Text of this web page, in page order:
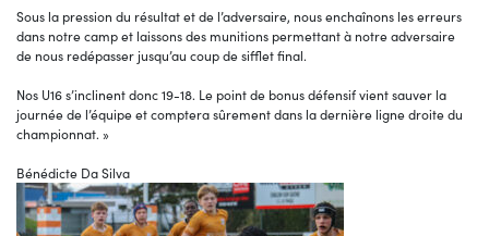
Sous la pression du résultat et de l’adversaire, nous enchaînons les erreurs
dans notre camp et laissons des munitions permettant à notre adversaire
de nous redépasser jusqu’au coup de sifflet final.
Nos U16 s’inclinent donc 19-18. Le point de bonus défensif vient sauver la
journée de l’équipe et comptera sûrement dans la dernière ligne droite du
championnat. »
Bénédicte Da Silva